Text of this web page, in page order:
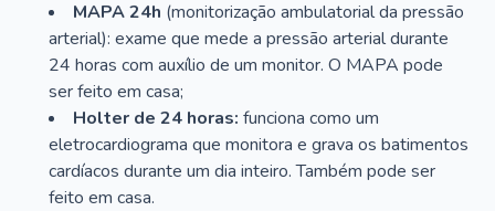
MAPA 24h (monitorização ambulatorial da pressão
arterial): exame que mede a pressão arterial durante
24 horas com auxílio de um monitor. O MAPA pode
ser feito em casa;
Holter de 24 horas: funciona como um
eletrocardiograma que monitora e grava os batimentos
cardíacos durante um dia inteiro. Também pode ser
feito em casa.